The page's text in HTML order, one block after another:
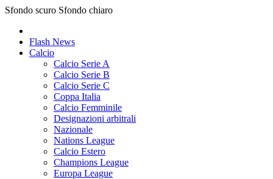
Sfondo scuro Sfondo chiaro
Flash News
Calcio
Calcio Serie A
Calcio Serie B
Calcio Serie C
Coppa Italia
Calcio Femminile
Designazioni arbitrali
Nazionale
Nations League
Calcio Estero
Champions League
Europa League